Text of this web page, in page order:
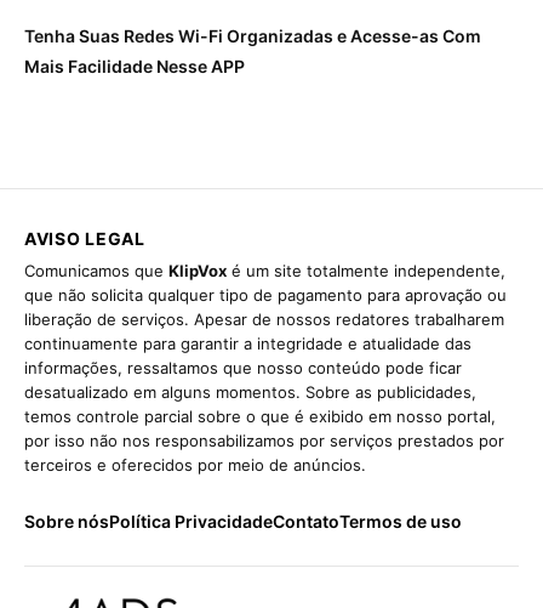
Tenha Suas Redes Wi-Fi Organizadas e Acesse-as Com
Mais Facilidade Nesse APP
AVISO LEGAL
Comunicamos que KlipVox é um site totalmente independente,
que não solicita qualquer tipo de pagamento para aprovação ou
liberação de serviços. Apesar de nossos redatores trabalharem
continuamente para garantir a integridade e atualidade das
informações, ressaltamos que nosso conteúdo pode ficar
desatualizado em alguns momentos. Sobre as publicidades,
temos controle parcial sobre o que é exibido em nosso portal,
por isso não nos responsabilizamos por serviços prestados por
terceiros e oferecidos por meio de anúncios.
Sobre nósPolítica PrivacidadeContatoTermos de uso